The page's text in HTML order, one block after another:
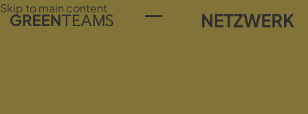
Skip to main content
Toggle Menu